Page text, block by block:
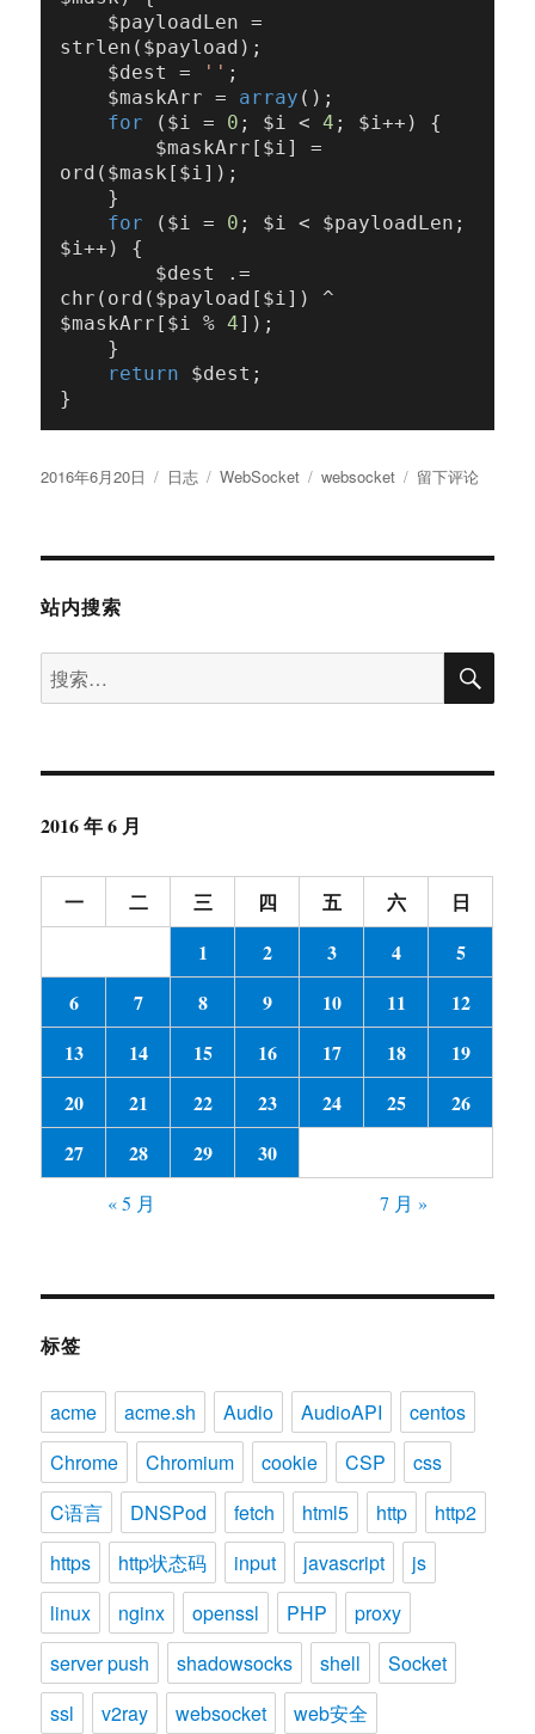
strlen($payload);
    $dest =
'' ;
    $maskArr =
array ();
for ($i = 0 ; $i < 4 ; $i++) {
ord($mask[$i]);
for ($i = 0 ; $i < $payloadLen;
$i++) {
chr(ord($payload[$i]) ^
$maskArr[$i % 4]);
return $dest;
发
2016年6月20日
格
日志
分
WebSocket
标
websocket
于
议
应
(五)-
议
详
留下评论
站内搜索
搜
索：
搜
2016 年 6 月
一 二 三 四 五 六
日
1
2 3 4
5
6
7 8 9 10 11
12
13
14 15 16 17 18
19
20
21 22 23 24 25
26
27
28 29 30
« 5 月 7 月 »
标签
acme acme.sh Audio AudioAPI
centos
Chrome
Chromium cookie CSP
css
C语言
DNSPod fetch html5 http
http2
https
http状态码 input javascript
js
linux
nginx openssl PHP
proxy
server push
shadowsocks shell
Socket
ssl
v2ray websocket
web安全